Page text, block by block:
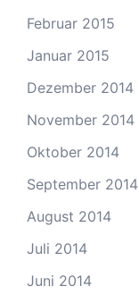
Februar 2015
Januar 2015
Dezember 2014
November 2014
Oktober 2014
September 2014
August 2014
Juli 2014
Juni 2014